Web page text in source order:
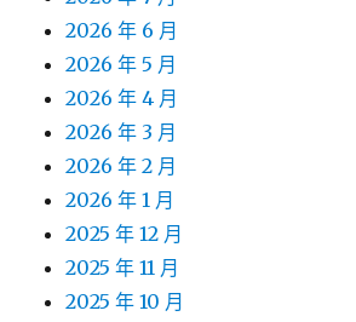
2026 年 6 月
2026 年 5 月
2026 年 4 月
2026 年 3 月
2026 年 2 月
2026 年 1 月
2025 年 12 月
2025 年 11 月
2025 年 10 月